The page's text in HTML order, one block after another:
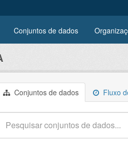
Conjuntos de dados
Conjuntos de dados Fluxo